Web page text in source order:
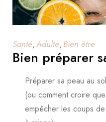
Santé, Adulte, Bien être
Bien préparer
Préparer sa peau au
(ou comment croire
empêcher les coups